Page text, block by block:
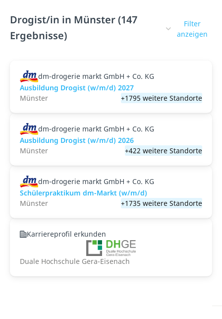
Drogist/in in Münster (147
Ergebnisse)
Filter
anzeigen
dm-drogerie markt GmbH + Co. KG
Ausbildung Drogist (w/m/d) 2027
Münster
+1795 weitere Standorte
dm-drogerie markt GmbH + Co. KG
Ausbildung Drogist (w/m/d) 2026
Münster
+422 weitere Standorte
dm-drogerie markt GmbH + Co. KG
Schülerpraktikum dm-Markt (w/m/d)
Münster
+1735 weitere Standorte
Karriereprofil erkunden
Duale Hochschule Gera-Eisenach